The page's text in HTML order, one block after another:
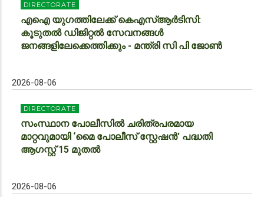
DIRECTORATE
എഐ യുഗത്തിലേക്ക് കെഎസ്ആർടിസി:
കൂടുതൽ ഡിജിറ്റൽ സേവനങ്ങൾ
ജനങ്ങളിലേക്കെത്തിക്കും - മന്ത്രി സി പി ജോൺ
2026-08-06
DIRECTORATE
സംസ്ഥാന പോലീസിൽ ചരിത്രപരമായ
മാറ്റവുമായി ‘മൈ പോലീസ് സ്റ്റേഷൻ’ പദ്ധതി
ആഗസ്റ്റ് 15 മുതൽ
2026-08-06